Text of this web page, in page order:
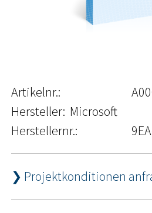
Artikelnr.:
Hersteller: Microsoft
Herstellernr.:
❯ Projektkonditionen